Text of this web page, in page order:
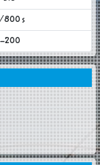
800 s
200